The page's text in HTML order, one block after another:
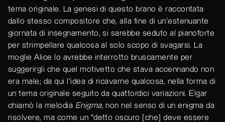
tema originale. La genesi di questo brano è raccontata
dallo stesso compositore che, alla fine di un'estenuante
giornata di insegnamento, si sarebbe seduto al pianoforte
per strimpellare qualcosa al solo scopo di svagarsi. La
moglie Alice lo avrebbe interrotto bruscamente per
suggerirgli che quel motivetto che stava accennando non
era male; da qui l’idea di ricavarne qualcosa, nella forma di
un tema originale seguito da quattordici variazioni. Elgar
chiamò la melodia Enigma, non nel senso di un enigma da
risolvere, ma come un "detto oscuro [che] deve essere